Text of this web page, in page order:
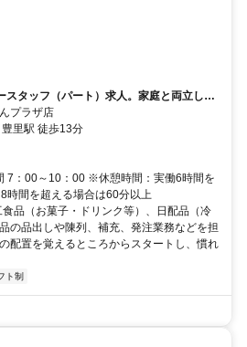
スタッフ（パート）求人。家庭と両立しや
プラザ店
里駅 徒歩13分
7：00～10：00 ※休憩時間：実働6時間を
時間を超える場合は60分以上
品（お菓子・ドリンク等）、日配品（冷
の品出しや陳列、補充、発注業務などを担
配置を覚えるところからスタートし、慣れ
ト制